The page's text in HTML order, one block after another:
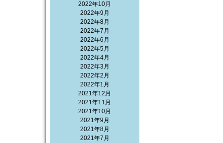
2022年10月
2022年9月
2022年8月
2022年7月
2022年6月
2022年5月
2022年4月
2022年3月
2022年2月
2022年1月
2021年12月
2021年11月
2021年10月
2021年9月
2021年8月
2021年7月